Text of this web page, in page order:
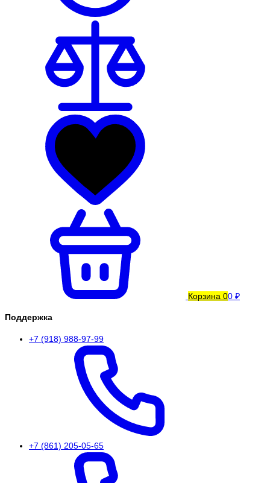
Корзина 00 ₽
Поддержка
+7 (918) 988-97-99
+7 (861) 205-05-65